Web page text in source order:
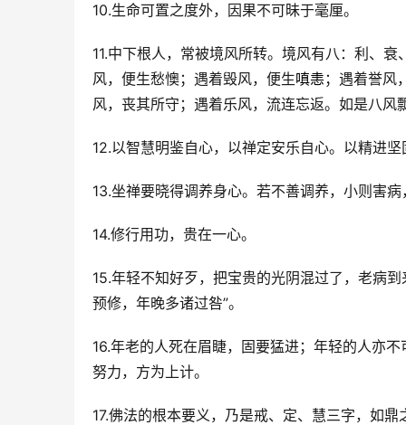
10.生命可置之度外，因果不可昧于毫厘。
11.中下根人，常被境风所转。境风有八：利、
风，便生愁懊；遇着毁风，便生嗔恚 ；遇着誉风
风，丧其所守；遇着乐风，流连忘返。如是八
12.以智慧明鉴自心，以禅定安乐自心。以精进
13.坐禅要晓得调养身心。若不善调养，小则害
14.修行用功，贵在一心。
15.年轻不知好歹，把宝贵的光阴混过了，老病
预修，年晚多诸过咎”。
16.年老的人死在眉睫，固要猛进；年轻的人亦
努力，方为上计。
17.佛法的根本要义，乃是戒、定、慧三字，如